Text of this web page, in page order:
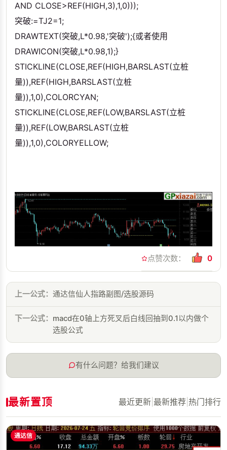
AND CLOSE>REF(HIGH,3),1,0)));
突破:=TJ2=1;
DRAWTEXT(突破,L*0.98,'突破');{或者使用
DRAWICON(突破,L*0.98,1);}
STICKLINE(CLOSE,REF(HIGH,BARSLAST(立桩
量)),REF(HIGH,BARSLAST(立桩
量)),1,0),COLORCYAN;
STICKLINE(CLOSE,REF(LOW,BARSLAST(立桩
量)),REF(LOW,BARSLAST(立桩
量)),1,0),COLORYELLOW;
点赞次数： 0
上一公式： 通达信仙人指路副图/选股源码
下一公式： macd在0轴上方死叉后白线回抽到0.1以内做个
选股公式
有什么问题？给我们建议
最新置顶 最近更新 最新推荐 热门排行
通达信